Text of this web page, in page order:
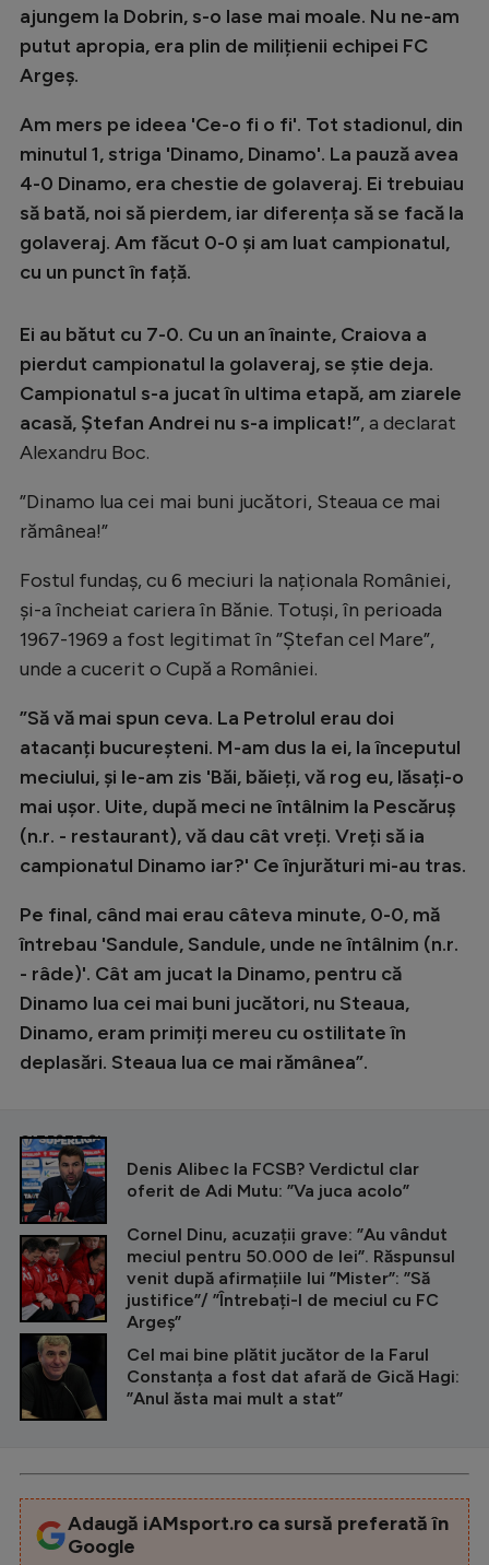
Creează cont
ajungem la Dobrin, s-o lase mai moale. Nu ne-am
putut apropia, era plin de milițienii echipei FC
Argeș.
Am mers pe ideea 'Ce-o fi o fi'. Tot stadionul, din
minutul 1, striga 'Dinamo, Dinamo'. La pauză avea
4-0 Dinamo, era chestie de golaveraj. Ei trebuiau
să bată, noi să pierdem, iar diferența să se facă la
golaveraj. Am făcut 0-0 și am luat campionatul,
cu un punct în față.
Ei au bătut cu 7-0. Cu un an înainte, Craiova a
pierdut campionatul la golaveraj, se știe deja.
Campionatul s-a jucat în ultima etapă, am ziarele
acasă, Ștefan Andrei nu s-a implicat!”, a declarat
Alexandru Boc.
”Dinamo lua cei mai buni jucători, Steaua ce mai
rămânea!”
Fostul fundaș, cu 6 meciuri la naționala României,
și-a încheiat cariera în Bănie. Totuși, în perioada
1967-1969 a fost legitimat în ”Ștefan cel Mare”,
unde a cucerit o Cupă a României.
”Să vă mai spun ceva. La Petrolul erau doi
atacanți bucureșteni. M-am dus la ei, la începutul
meciului, și le-am zis 'Băi, băieți, vă rog eu, lăsați-o
mai ușor. Uite, după meci ne întâlnim la Pescăruș
(n.r. - restaurant), vă dau cât vreți. Vreți să ia
campionatul Dinamo iar?' Ce înjurături mi-au tras.
Pe final, când mai erau câteva minute, 0-0, mă
întrebau 'Sandule, Sandule, unde ne întâlnim (n.r.
- râde)'. Cât am jucat la Dinamo, pentru că
Dinamo lua cei mai buni jucători, nu Steaua,
Dinamo, eram primiți mereu cu ostilitate în
deplasări. Steaua lua ce mai rămânea”.
CITEȘTE ȘI
Denis Alibec la FCSB? Verdictul clar
oferit de Adi Mutu: ”Va juca acolo”
Cornel Dinu, acuzații grave: ”Au vândut
meciul pentru 50.000 de lei”. Răspunsul
venit după afirmațiile lui ”Mister”: ”Să
justifice”/ ”Întrebați-l de meciul cu FC
Argeș”
Cel mai bine plătit jucător de la Farul
Constanța a fost dat afară de Gică Hagi:
”Anul ăsta mai mult a stat”
Adaugă iAMsport.ro ca sursă preferată în
Google